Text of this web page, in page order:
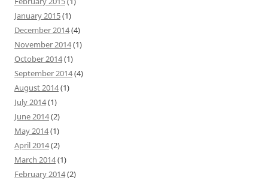
January 2015(1)
December 2014(4)
November 2014(1)
October 2014(1)
September 2014(4)
August 2014(1)
July 2014(1)
June 2014(2)
May 2014(1)
April 2014(2)
March 2014(1)
February 2014(2)